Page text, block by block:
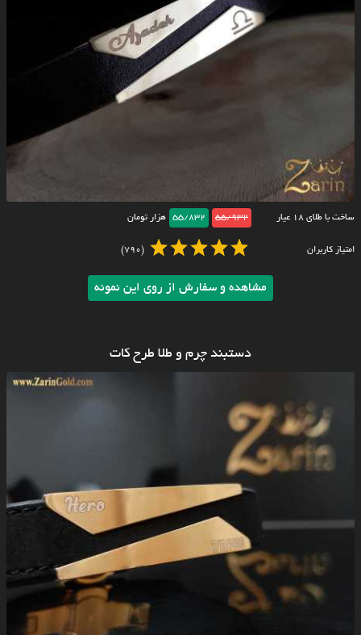
ساخت با طلای ۱۸ عیار 55/932
55/832 هزار تومان
امتیاز کاربران (790)
مشاهده و سفارش از روی این نمونه
دستبند چرم و طلا طرح کات